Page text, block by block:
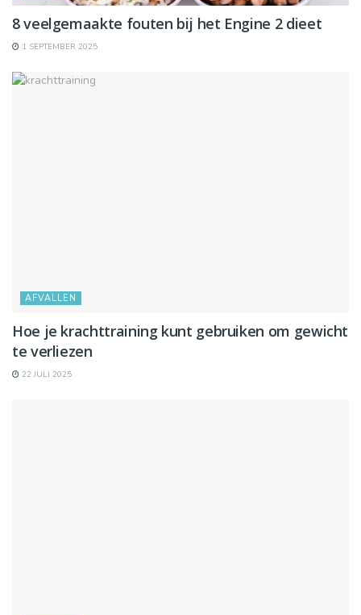
8 veelgemaakte fouten bij het Engine 2 dieet
1 SEPTEMBER 2025
AFVALLEN
Hoe je krachttraining kunt gebruiken om gewicht
te verliezen
22 JULI 2025